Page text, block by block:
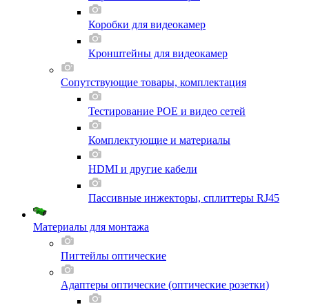
Коробки для видеокамер
Кронштейны для видеокамер
Сопутствующие товары, комплектация
Тестирование POE и видео сетей
Комплектующие и материалы
HDMI и другие кабели
Пассивные инжекторы, сплиттеры RJ45
Материалы для монтажа
Пигтейлы оптические
Адаптеры оптические (оптические розетки)